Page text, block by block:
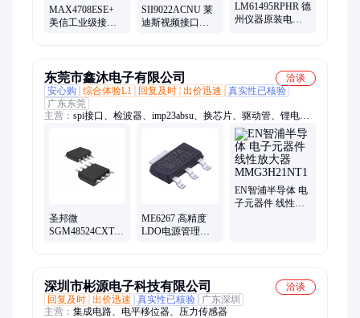
MAX4708ESE+
美信工业级接口
SII9022ACNU 莱
迪斯视频接口芯
LM61495RPHR 德
州仪器原装电源
东莞市鑫沐电子有限公司
洽谈
安心购
综合体验L1 回复及时 出价迅速
真实性已核验
广东东莞
主营： spi接口、检波器、imp23absu、换芯片、驱动管、锂电
池、电池组、放大器、传感器、稳压器、调制器、调节器、升压
器、tlsr9516a、控制器、反相器、rt8753bfe、收发器、处理器、
滤波器、gt4427dtr、锂离子、转换器、单片机、bm8563esa
圣邦微
SGM48524CXTDB8G/TR
ME6267 高精度
LDO电源管理稳
EN智浦半导体 电
子元器件 线性放
深圳市彬源电子科技有限公司
洽谈
回复及时 出价迅速 真实性已核验
广东深圳
主营： 集成电路、电平移位器、压力传感器